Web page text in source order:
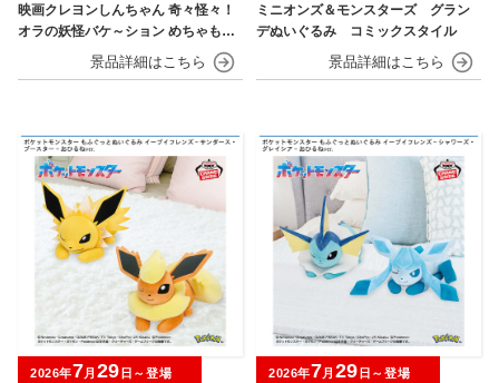
映画クレヨンしんちゃん 奇々怪々！
オラの妖怪バケ～ション めちゃもふ
ぐっとぬいぐるみ シロ
ミニオンズ＆モンスターズ グラン
デぬいぐるみ コミックスタイル
2026年7月 29 日～登場 2026年7月 29 日～登場